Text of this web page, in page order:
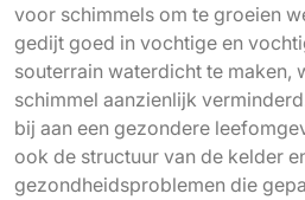
voor schimmels om te groeien
gedijt goed in vochtige en
souterrain waterdicht te maken,
schimmel aanzienlijk
bij aan een gezondere
ook de structuur van de kelder
gezondheidsproblemen die